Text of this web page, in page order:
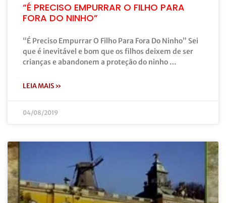
“É PRECISO EMPURRAR O FILHO PARA
FORA DO NINHO”
“É Preciso Empurrar O Filho Para Fora Do Ninho” Sei
que é inevitável e bom que os filhos deixem de ser
crianças e abandonem a proteção do ninho …
LEIA MAIS »
04/08/2019